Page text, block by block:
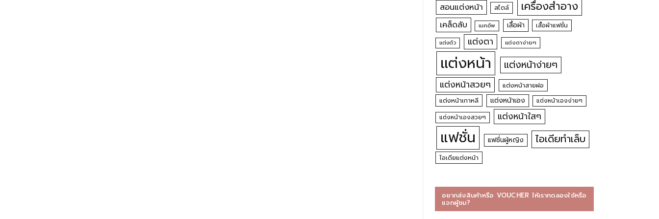
สอนแต่งหน้า สไตล์ เครื่องสำอาง
เคล็ดลับ เมคอัพ เสื้อผ้า เสื้อผ้าแฟชั่น
แต่งตัว แต่งตา แต่งตาง่ายๆ
แต่งหน้า แต่งหน้าง่ายๆ
แต่งหน้าสวยๆ
แต่งหน้าสายฝอ
แต่งหน้าเกาหลี
แต่งหน้าเอง
แต่งหน้าเองง่ายๆ
แต่งหน้าเองสวยๆ
แต่งหน้าใสๆ
แฟชั่น แฟชั่นผู้หญิง ไอเดียทำเล็บ
ไอเดียแต่งหน้า
อยากส่งสินค้าหรือ VOUCHER ให้เราทดลองใช้หรือ
แจกผู้ชม?